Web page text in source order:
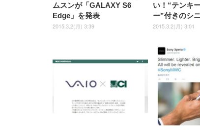
ムスンが「GALAXY S6
Edge」を発表
2015.3.2(月) 3:39
い！“テンキ
ー”付きのシ
2015.3.2(月) 3:01